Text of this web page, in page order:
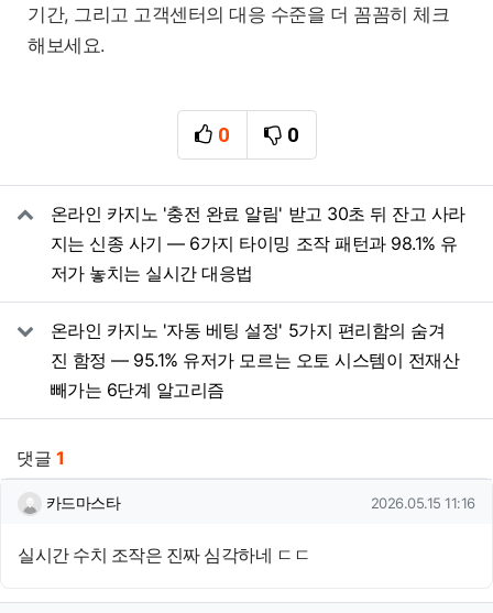
기간, 그리고 고객센터의 대응 수준을 더 꼼꼼히 체크
해보세요.
0
추천
0
비추천
관련자료
온라인 카지노 '충전 완료 알림' 받고 30초 뒤 잔고 사라
지는 신종 사기 — 6가지 타이밍 조작 패턴과 98.1% 유
저가 놓치는 실시간 대응법
온라인 카지노 '자동 베팅 설정' 5가지 편리함의 숨겨
진 함정 — 95.1% 유저가 모르는 오토 시스템이 전재산
빼가는 6단계 알고리즘
댓글 1
카드마스타님의 댓글
카드마스타 작성일
2026.05.15 11:16
실시간 수치 조작은 진짜 심각하네 ㄷㄷ